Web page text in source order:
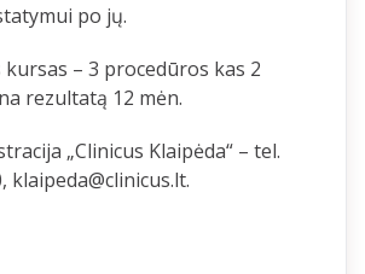
po jų.
– 3 procedūros kas 2
rezultatą 12 mėn.
„Clinicus Klaipėda“ – tel.
klaipeda@clinicus.lt.